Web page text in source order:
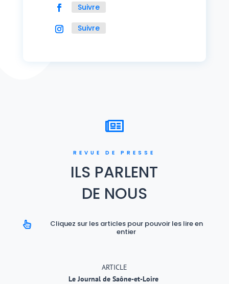
Suivre
Suivre

REVUE DE PRESSE
ILS PARLENT
DE NOUS

Cliquez sur les articles pour pouvoir les lire en
entier
ARTICLE
Le Journal de Saône-et-Loire